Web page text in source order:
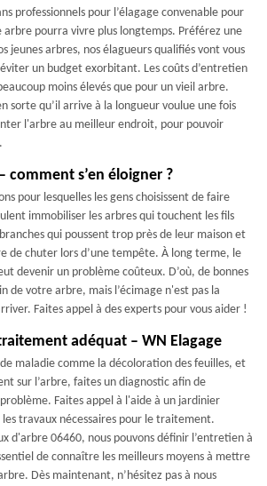
professionnels pour l’élagage convenable pour
pourra vivre plus longtemps. Préférez une
jeunes arbres, nos élagueurs qualifiés vont vous
un budget exorbitant. Les coûts d’entretien
moins élevés que pour un vieil arbre.
sorte qu’il arrive à la longueur voulue une fois
l'arbre au meilleur endroit, pour pouvoir
comment s’en éloigner ?
pour lesquelles les gens choisissent de faire
immobiliser les arbres qui touchent les fils
qui poussent trop près de leur maison et
de chuter lors d’une tempête. À long terme, le
devenir un problème coûteux. D’où, de bonnes
de votre arbre, mais l’écimage n'est pas la
Faites appel à des experts pour vous aider !
adéquat – WN Elagage
maladie comme la décoloration des feuilles, et
sur l’arbre, faites un diagnostic afin de
Faites appel à l'aide à un jardinier
travaux nécessaires pour le traitement.
d'arbre 06460, nous pouvons définir l’entretien à
de connaître les meilleurs moyens à mettre
Dès maintenant, n’hésitez pas à nous